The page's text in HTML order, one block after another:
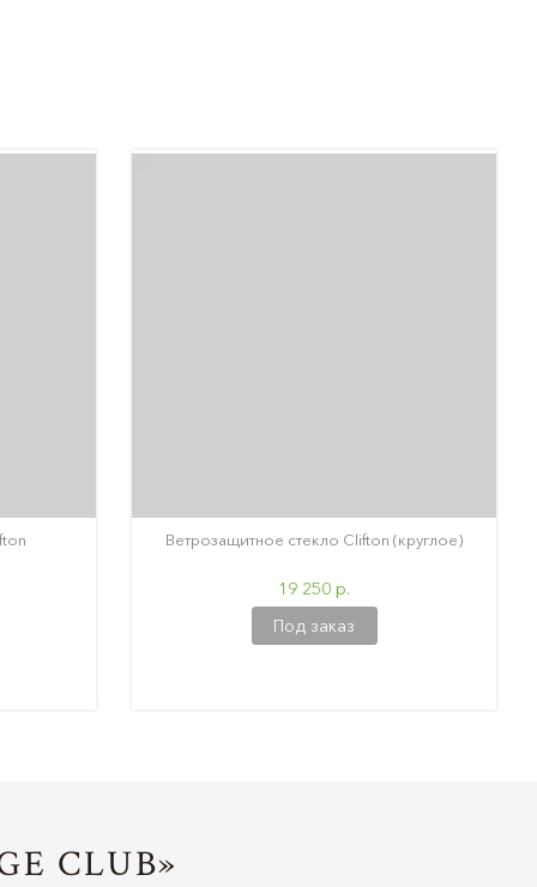
Ветрозащитное стекло Clifton (круглое)
19 250 р.
Под заказ
CLUB»